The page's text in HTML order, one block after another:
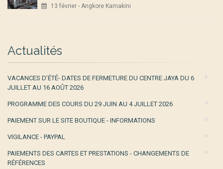
13 février - Angkore Kamakini
Actualités
VACANCES D’ÉTÉ- DATES DE FERMETURE DU CENTRE JAYA DU 6
JUILLET AU 16 AOÛT 2026
PROGRAMME DES COURS DU 29 JUIN AU 4 JUILLET 2026
PAIEMENT SUR LE SITE BOUTIQUE - INFORMATIONS
VIGILANCE - PAYPAL
PAIEMENTS DES CARTES ET PRESTATIONS - CHANGEMENTS DE
RÉFÉRENCES